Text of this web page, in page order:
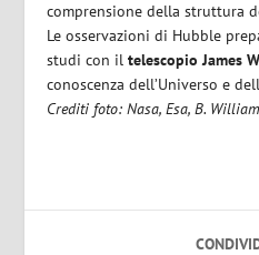
comprensione della struttura
Le osservazioni di Hubble
studi con iltelescopio James
conoscenza dell’Universo e
Crediti foto: Nasa, Esa, B.